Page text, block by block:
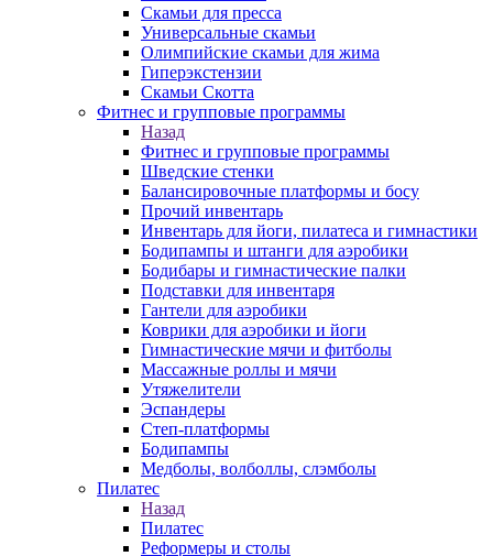
Скамьи для пресса
Универсальные скамьи
Олимпийские скамьи для жима
Гиперэкстензии
Скамьи Скотта
Фитнес и групповые программы
Назад
Фитнес и групповые программы
Шведские стенки
Балансировочные платформы и босу
Прочий инвентарь
Инвентарь для йоги, пилатеса и гимнастики
Бодипампы и штанги для аэробики
Бодибары и гимнастические палки
Подставки для инвентаря
Гантели для аэробики
Коврики для аэробики и йоги
Гимнастические мячи и фитболы
Массажные роллы и мячи
Утяжелители
Эспандеры
Степ-платформы
Бодипампы
Медболы, волболлы, слэмболы
Пилатес
Назад
Пилатес
Реформеры и столы